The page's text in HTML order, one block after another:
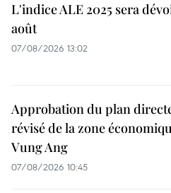
L'indice ALE 2025 sera
août
07/08/2026 13:02
Approbation du plan
révisé de la zone
Vung Ang
07/08/2026 10:45